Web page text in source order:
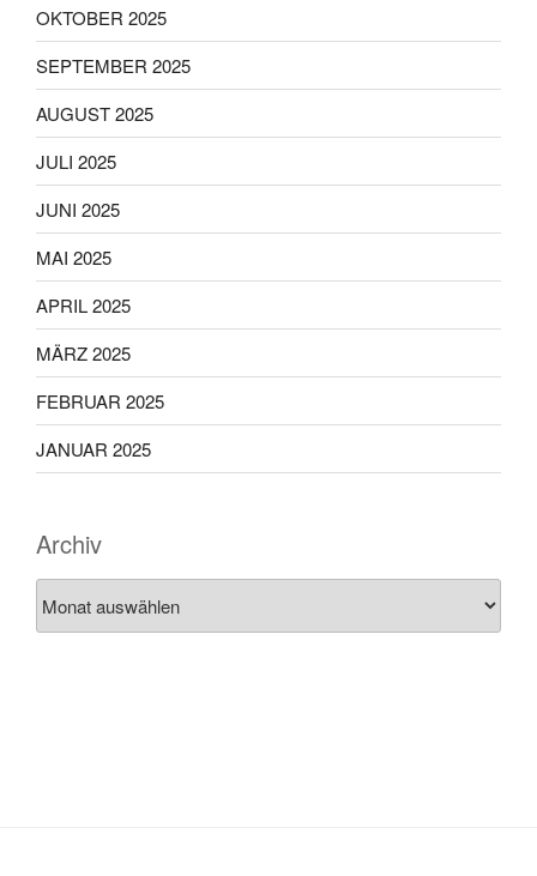
OKTOBER 2025
SEPTEMBER 2025
AUGUST 2025
JULI 2025
JUNI 2025
MAI 2025
APRIL 2025
MÄRZ 2025
FEBRUAR 2025
JANUAR 2025
Archiv